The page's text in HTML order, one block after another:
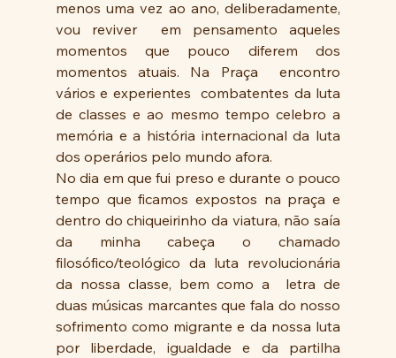
menos uma vez ao ano, deliberadamente,
vou reviver  em pensamento aqueles
momentos que pouco diferem dos
momentos atuais. Na Praça  encontro
vários e experientes  combatentes da luta
de classes e ao mesmo tempo celebro a
memória e a história internacional da luta
dos operários pelo mundo afora.
No dia em que fui preso e durante o pouco
tempo que ficamos expostos na praça e
dentro do chiqueirinho da viatura, não saía
da minha cabeça o chamado
filosófico/teológico da luta revolucionária
da nossa classe, bem como a  letra de
duas músicas marcantes que fala do nosso
sofrimento como migrante e da nossa luta
por liberdade, igualdade e da partilha